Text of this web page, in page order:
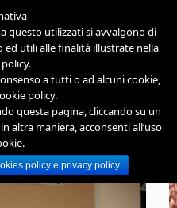
96
originale è1300 × 975
questo utilizzati si avvalgono di
ed utili alle finalità illustrate nella
a tutti o ad alcuni cookie,
policy.
questa pagina, cliccando su un
altra maniera, acconsenti all’uso
policy e privacy policy